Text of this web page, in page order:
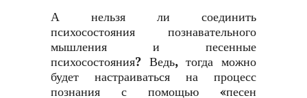
А нельзя ли соединить
психосостояния познавательного
мышления и песенные
психосостояния? Ведь, тогда можно
будет настраиваться на процесс
познания с помощью «песен